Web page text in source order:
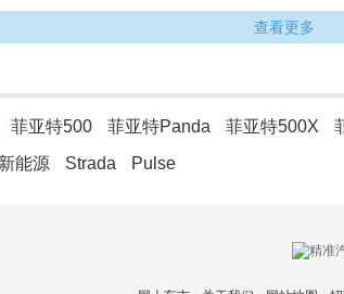
查看更多
菲亚特500 菲亚特Panda 菲亚特500X
能源 Strada Pulse